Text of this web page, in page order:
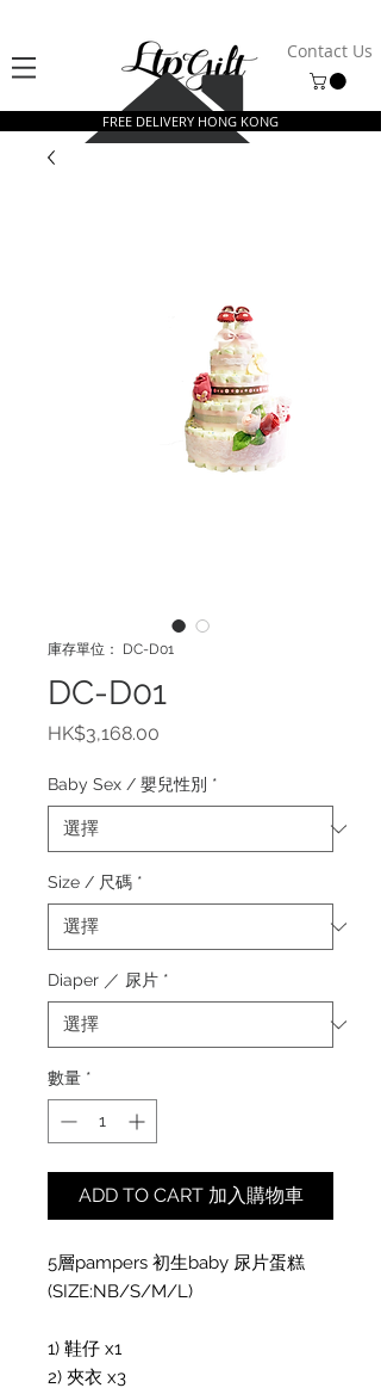
Contact Us
FREE DELIVERY HONG KONG
庫存單位： DC-D01
DC-D01
HK$3,168.00
Baby Sex / 嬰兒性別 *
Size / 尺碼 *
Diaper ／ 尿片 *
數量 *
ADD TO CART 加入購物車
5層pampers 初生baby 尿片蛋糕
(SIZE:NB/S/M/L)
1) 鞋仔 x1
2) 夾衣 x3